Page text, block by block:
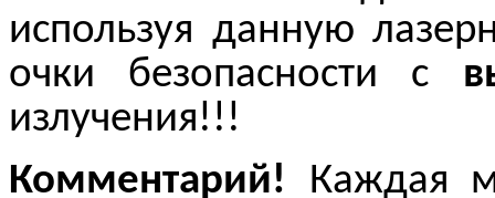
используя данную
очки безопасности с
излучения!!!
Комментарий! Каждая